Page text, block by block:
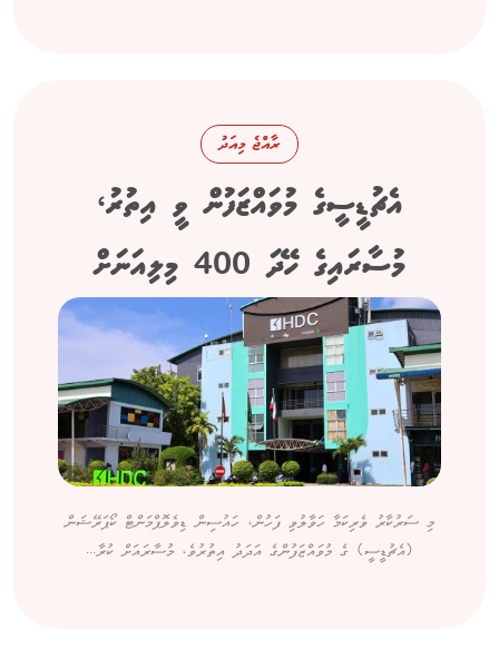
ރާއްޖެ މިއަދު
އެޗުޑީސީގެ މުވައްޒަފުން ވީ އިތުރު،
މުސާރައިގެ ހޭދަ 400 މިލިއަނަށް
މި ސަރުކާރު ވެރިކަމާ ހަވާލުވި ފަހުން، ހައުސިން ޑިވެލޮޕްމަންޓް ކޯޕަރޭޝަން
(އެޗުޑީސީ) ގެ މުވައްޒަފުންގެ އަދަދު އިތުރުވެ، މުސާރައަށް ކުރާ...